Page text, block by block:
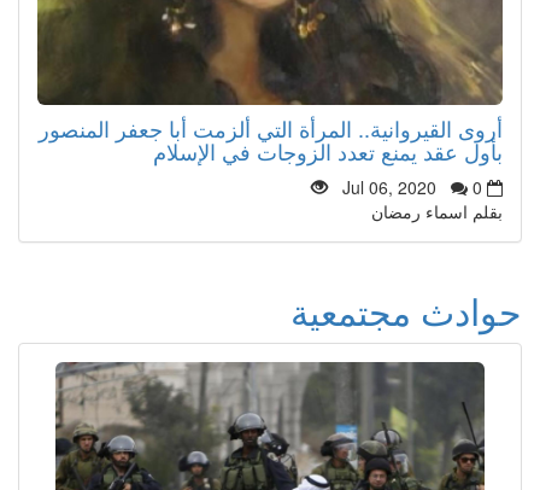
أروى القيروانية.. المرأة التي ألزمت أبا جعفر المنصور
بأول عقد يمنع تعدد الزوجات في الإسلام
Jul 06, 2020
0
بقلم اسماء رمضان
حوادث مجتمعية